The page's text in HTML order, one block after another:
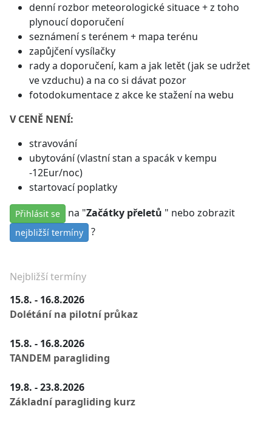
Nejbližší termíny
15.8. - 16.8.2026
Dolétání na pilotní průkaz
15.8. - 16.8.2026
TANDEM paragliding
19.8. - 23.8.2026
Základní paragliding kurz
denní rozbor meteorologické situace + z toho
plynoucí doporučení
seznámení s terénem + mapa terénu
zapůjčení vysílačky
rady a doporučení, kam a jak letět (jak se udržet
ve vzduchu) a na co si dávat pozor
fotodokumentace z akce ke stažení na webu
V CENĚ NENÍ:
stravování
ubytování (vlastní stan a spacák v kempu
-12Eur/noc)
startovací poplatky
Přihlásit se na "Začátky přeletů " nebo zobrazit
nejbližší termíny ?